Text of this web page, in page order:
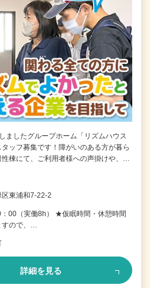
ましたグループホーム「リズムハウス
ッフ募集です！障がいのある方が暮ら
棟にて、ご利用者様への声掛けや、…
東浦和7-22-2
00（実働8h） ★仮眠時間・休憩時間
すので、…
詳細を見る